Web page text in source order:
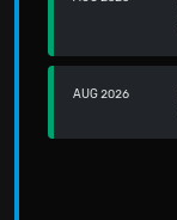
AUG 2026